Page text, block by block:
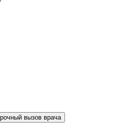
вызов врача